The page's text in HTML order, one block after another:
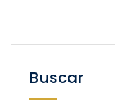
Buscar